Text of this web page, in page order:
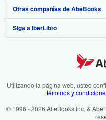
Mis pedidos
Ver carrito
Recomiende un vendedor
Medios
Empleo
Preferencias de cookies
Aviso de cookies
Preguntas frecuentes y guías
Atención al Cliente
Otras compañías de AbeBooks
AbeBooks.com
AbeBooks.fr
Siga a IberLibro
Utilizando la página web, usted
términos y
© 1996 - 2026 AbeBooks Inc. &